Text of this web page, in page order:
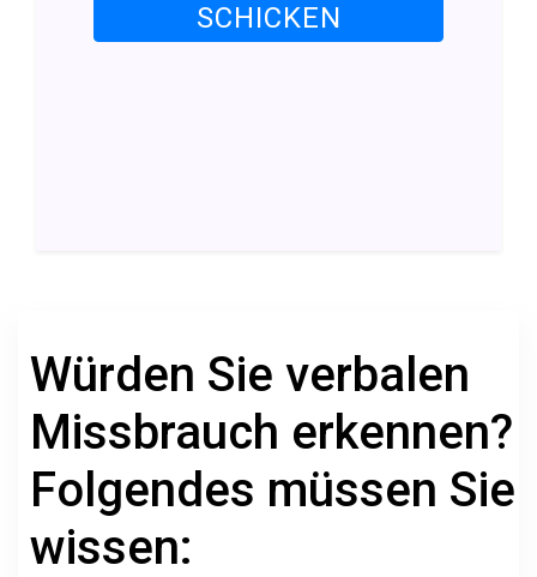
SCHICKEN
Würden Sie verbalen
Missbrauch erkennen?
Folgendes müssen Sie
wissen: